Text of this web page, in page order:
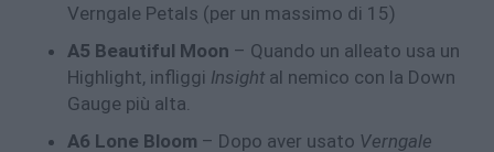
Verngale Petals (per un massimo di 15)
A5 Beautiful Moon – Quando un alleato usa un
Highlight, infliggi Insight al nemico con la Down
Gauge più alta.
A6 Lone Bloom – Dopo aver usato Verngale